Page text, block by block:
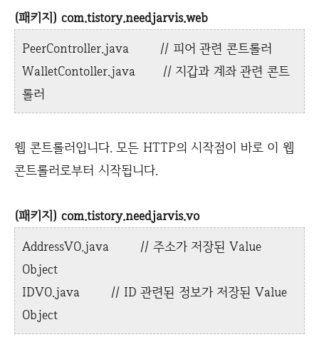
(패키지) com.tistory.needjarvis.web
PeerController.java // 피어 관련 콘트롤러
WalletContoller.java // 지갑과 계좌 관련 콘트
롤러
웹 콘트롤러입니다. 모든 HTTP의 시작점이 바로 이 웹
콘트롤러로부터 시작됩니다.
(패키지) com.tistory.needjarvis.vo
AddressVO.java // 주소가 저장된 Value
Object
IDVO.java // ID 관련된 정보가 저장된 Value
Object